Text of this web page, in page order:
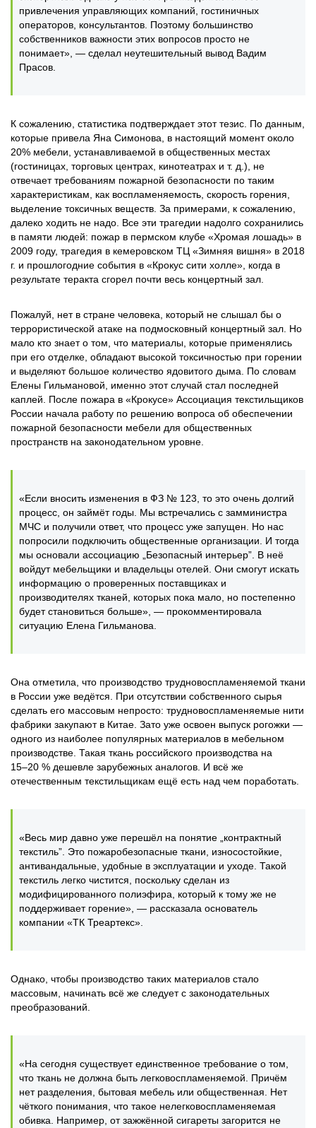
привлечения управляющих компаний, гостиничных
операторов, консультантов. Поэтому большинство
собственников важности этих вопросов просто не
понимает», — сделал неутешительный вывод Вадим
Прасов.
К сожалению, статистика подтверждает этот тезис. По данным,
которые привела Яна Симонова, в настоящий момент около
20% мебели, устанавливаемой в общественных местах
(гостиницах, торговых центрах, кинотеатрах и т. д.), не
отвечает требованиям пожарной безопасности по таким
характеристикам, как воспламеняемость, скорость горения,
выделение токсичных веществ. За примерами, к сожалению,
далеко ходить не надо. Все эти трагедии надолго сохранились
в памяти людей: пожар в пермском клубе «Хромая лошадь» в
2009 году, трагедия в кемеровском ТЦ «Зимняя вишня» в 2018
г. и прошлогодние события в «Крокус сити холле», когда в
результате теракта сгорел почти весь концертный зал.
Пожалуй, нет в стране человека, который не слышал бы о
террористической атаке на подмосковный концертный зал. Но
мало кто знает о том, что материалы, которые применялись
при его отделке, обладают высокой токсичностью при горении
и выделяют большое количество ядовитого дыма. По словам
Елены Гильмановой, именно этот случай стал последней
каплей. После пожара в «Крокусе» Ассоциация текстильщиков
России начала работу по решению вопроса об обеспечении
пожарной безопасности мебели для общественных
пространств на законодательном уровне.
«Если вносить изменения в ФЗ № 123, то это очень долгий
процесс, он займёт годы. Мы встречались с замминистра
МЧС и получили ответ, что процесс уже запущен. Но нас
попросили подключить общественные организации. И тогда
мы основали ассоциацию „Безопасный интерьер”. В неё
войдут мебельщики и владельцы отелей. Они смогут искать
информацию о проверенных поставщиках и
производителях тканей, которых пока мало, но постепенно
будет становиться больше», — прокомментировала
ситуацию Елена Гильманова.
Она отметила, что производство трудновоспламеняемой ткани
в России уже ведётся. При отсутствии собственного сырья
сделать его массовым непросто: трудновоспламеняемые нити
фабрики закупают в Китае. Зато уже освоен выпуск рогожки —
одного из наиболее популярных материалов в мебельном
производстве. Такая ткань российского производства на
15‒20 % дешевле зарубежных аналогов. И всё же
отечественным текстильщикам ещё есть над чем поработать.
«Весь мир давно уже перешёл на понятие „контрактный
текстиль”. Это пожаробезопасные ткани, износостойкие,
антивандальные, удобные в эксплуатации и уходе. Такой
текстиль легко чистится, поскольку сделан из
модифицированного полиэфира, который к тому же не
поддерживает горение», — рассказала основатель
компании «ТК Треартекс».
Однако, чтобы производство таких материалов стало
массовым, начинать всё же следует с законодательных
преобразований.
«На сегодня существует единственное требование о том,
что ткань не должна быть легковоспламеняемой. Причём
нет разделения, бытовая мебель или общественная. Нет
чёткого понимания, что такое нелегковоспламеняемая
обивка. Например, от зажжённой сигареты загорится не